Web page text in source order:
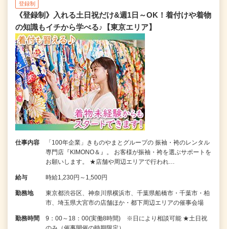
登録制
《登録制》入れる土日祝だけ&週1日～OK！着付けや着物
の知識もイチから学べる♪【東京エリア】
仕事内容
「100年企業」きものやまとグループの 振袖・袴のレンタル
専門店『KIMONO＆』。 お客様が振袖・袴を選ぶサポートを
お願いします。 ★店舗や周辺エリアで行われ…
給与 時給1,230円～1,500円
勤務地
東京都渋谷区、神奈川県横浜市、千葉県船橋市・千葉市・柏
市、埼玉県大宮市の店舗ほか・都下周辺エリアの催事会場
勤務時間
9：00～18：00(実働8時間) ※日により相談可能 ★土日祝